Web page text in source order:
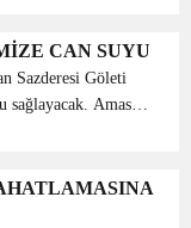
Belediye Başkan
Ye...
CAN SUYU
Sazderesi Göleti
sağlayacak. Amasya
projesi büyük